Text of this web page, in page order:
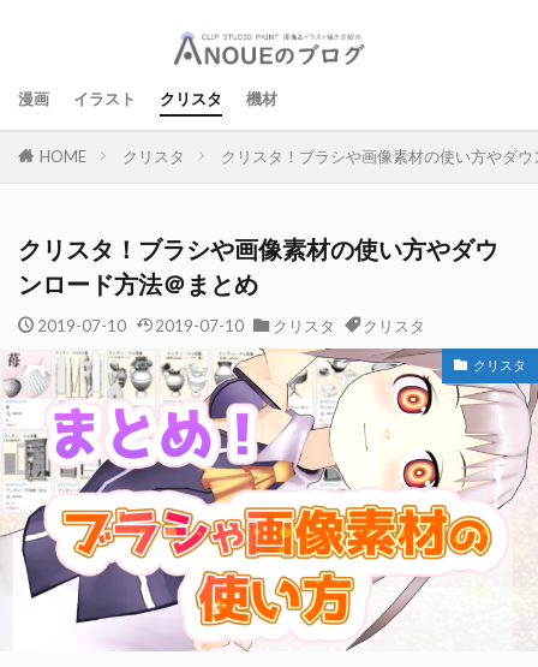
漫画 イラスト クリスタ 機材
HOME クリスタ クリスタ！ブラシや画像素材の使い方やダ
クリスタ！ブラシや画像素材の使い方やダウ
ンロード方法＠まとめ
2019-07-10 2019-07-10 クリスタ クリスタ
クリスタ